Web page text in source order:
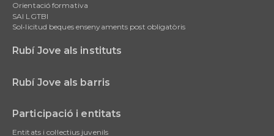
Orientació formativa
SAI LGTBI
Sol•licitud beques ensenyaments post obligatòris
Rubí Jove als instituts
Rubí Jove als barris
Participació i entitats
Entitats i col·lectius juvenils